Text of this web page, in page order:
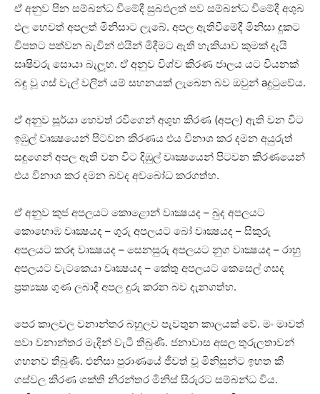
ඒ අනුව පින සම්බන්ධ වීමේදී සුබඵලත් පව සම්බන්ධ වීමේදී අශුබ
ඵල හෙවත් අපලත් මිනිසාට ලැබේ. අපල ඇතිවීමේදී මිනිසා දුකට
විපතට පත්වන බැවින් එයින් මිදීමට ඇති හැකියාව කුමක්‌ දැයි
සෘෂිවරු සොයා බැලූහ. ඒ අනුව විශ්ව කිරණ ජාලය යට වියනක්‌
බඳු වූ ගස්‌ වැල් වලින් යම් සහනයක්‌ ලැබෙන බව ඔවුන් aදුටුවේය.
ඒ අනුව සූර්යා හෙවත් රවිගෙන් අශුභ කිරණ (අපල) ඇති වන විට
ඉඹුල් වෘක්‍ෂයෙන් පිටවන කිරණය එය විනාශ කර දමන අයුරුත්
සඳුගෙන් අපල ඇති වන විට දිඹුල් වෘක්‍ෂයෙන් පිටවන කිරණයෙන්
එය විනාශ කර දමන බවද අවබෝධ කරගත්හ.
ඒ අනුව කුජ අපලයට කොළොන් වෘක්‍ෂයද – බුද අපලයට
කොහොඹ වෘක්‍ෂයද – ගුරු අපලයට බෝ වෘක්‍ෂයද – සිකුරු
අපලයට කරඳ වෘක්‍ෂයද – සෙනසුරු අපලයට නුග වෘක්‍ෂයද – රාහු
අපලයට වැටකෙයා වෘක්‍ෂයද – කේතු අපලයට කෙසෙල් ගසද
ප්‍රත්‍යක්‍ෂ ගුණ ලබාදී අපල දුරු කරන බව දැනගත්හ.
පෙර කාලවල වනාන්තර බහුලව පැවතුන කාලයක්‌ වේ. මං මාවත්
පවා වනාන්තර මැදින් වැටී තිබුණි. ජනාවාස අසල තුරුලතාවන්
ගහනව තිබුණි. එනිසා පුරාණයේ ජීවත් වූ මිනිසුන්ට ඉහත කී
ගස්‌වල කිරණ ශක්‌ති නිරන්තර මිනිස්‌ සිරුරට සම්බන්ධ විය.